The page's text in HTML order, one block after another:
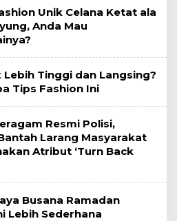
Unik Celana Ketat ala
Anda Mau
Lebih Tinggi dan Langsing?
Tips Fashion Ini
Resmi Polisi,
Larang Masyarakat
Atribut ‘Turn Back
Busana Ramadan
Lebih Sederhana